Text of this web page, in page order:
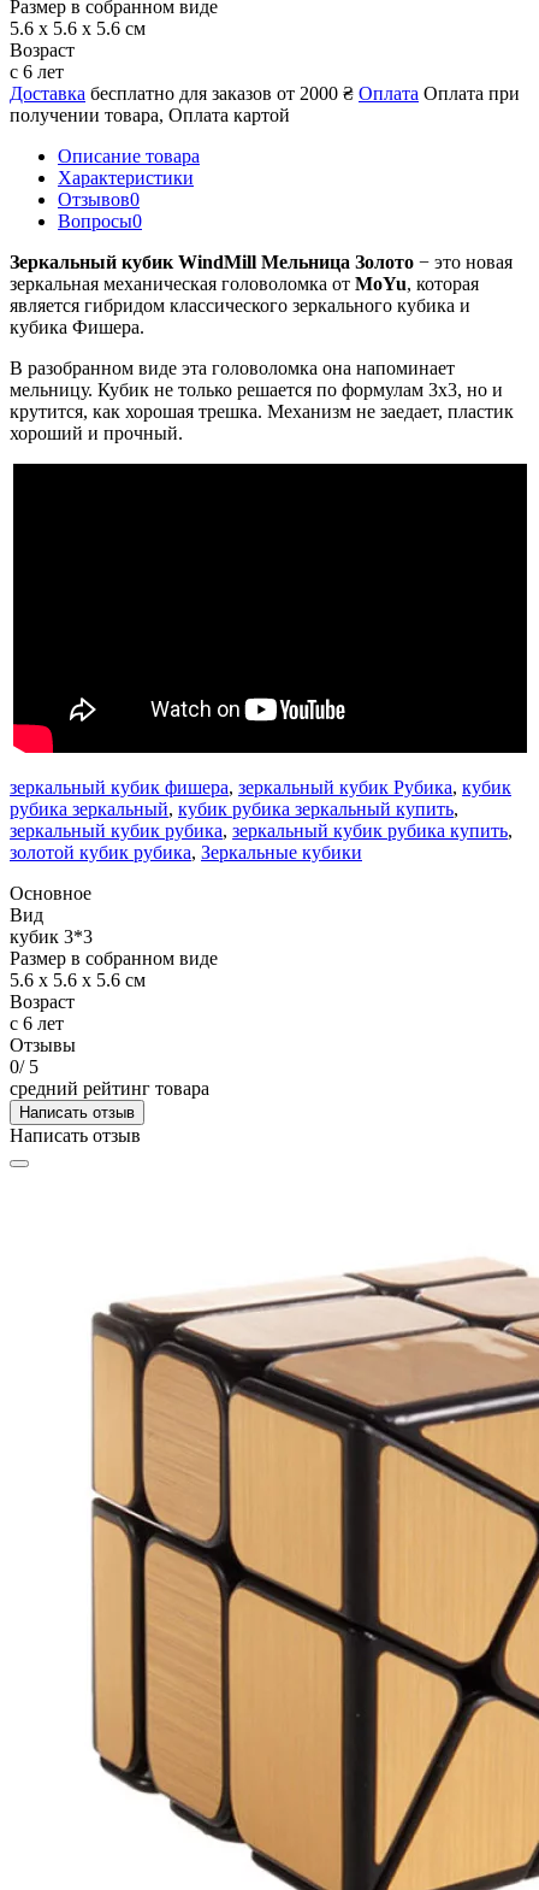
Размер в собранном виде
5.6 x 5.6 x 5.6 см
Возраст
с 6 лет
Доставка бесплатно для заказов от 2000 ₴ Оплата Оплата при
получении товара, Оплата картой
Описание товара
Характеристики
Отзывов0
Вопросы0
Зеркальный кубик WindMill Мельница Золото − это новая
зеркальная механическая головоломка от MoYu, которая
является гибридом классического зеркального кубика и
кубика Фишера.
В разобранном виде эта головоломка она напоминает
мельницу. Кубик не только решается по формулам 3х3, но и
крутится, как хорошая трешка. Механизм не заедает, пластик
хороший и прочный.
зеркальный кубик фишера, зеркальный кубик Рубика, кубик
рубика зеркальный, кубик рубика зеркальный купить,
зеркальный кубик рубика, зеркальный кубик рубика купить,
золотой кубик рубика, Зеркальные кубики
Основное
Вид
кубик 3*3
Размер в собранном виде
5.6 x 5.6 x 5.6 см
Возраст
с 6 лет
Отзывы
0/ 5
средний рейтинг товара
Написать отзыв
Написать отзыв